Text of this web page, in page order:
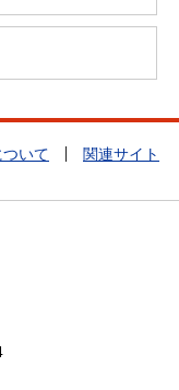
いて 関連サイト